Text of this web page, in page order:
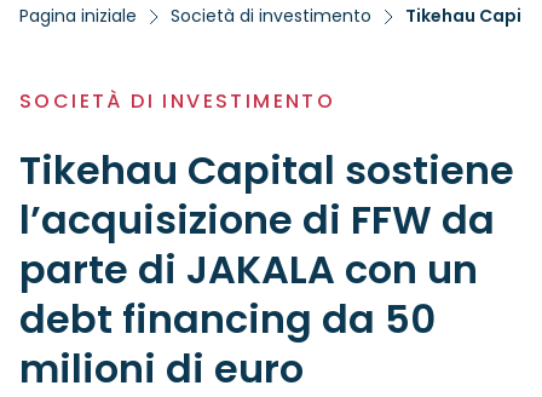
Pagina iniziale Società di investimento
SOCIETÀ DI INVESTIMENTO
Tikehau Capital sostiene
l’acquisizione di FFW da
parte di JAKALA con un
debt financing da 50
milioni di euro